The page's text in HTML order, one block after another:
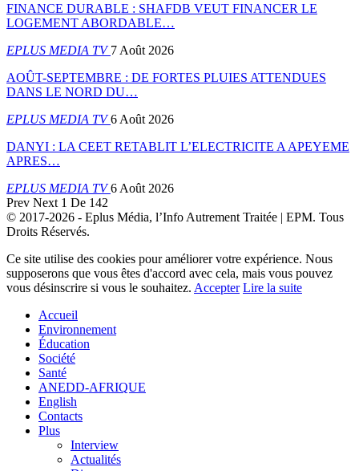
FINANCE DURABLE : SHAFDB VEUT FINANCER LE
LOGEMENT ABORDABLE…
EPLUS MEDIA TV7 Août 2026
AOÛT-SEPTEMBRE : DE FORTES PLUIES ATTENDUES
DANS LE NORD DU…
EPLUS MEDIA TV6 Août 2026
DANYI : LA CEET RETABLIT L’ELECTRICITE A APEYEME
APRES…
EPLUS MEDIA TV6 Août 2026
Prev Next 1 De 142
© 2017-2026 - Eplus Média, l’Info Autrement Traitée | EPM. Tous
Droits Réservés.
Ce site utilise des cookies pour améliorer votre expérience. Nous
supposerons que vous êtes d'accord avec cela, mais vous pouvez
vous désinscrire si vous le souhaitez. Accepter Lire la suite
Accueil
Environnement
Éducation
Société
Santé
ANEDD-AFRIQUE
English
Contacts
Plus
Interview
Actualités